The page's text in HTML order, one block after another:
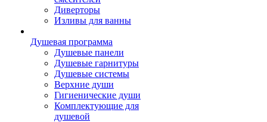
Диверторы
Изливы для ванны
Душевая программа
Душевые панели
Душевые гарнитуры
Душевые системы
Верхние души
Гигиенические души
Комплектующие для
душевой